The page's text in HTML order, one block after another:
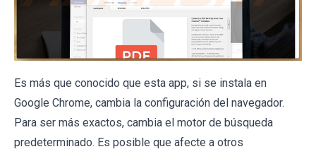
Es más que conocido que esta app, si se instala en
Google Chrome, cambia la configuración del navegador.
Para ser más exactos, cambia el motor de búsqueda
predeterminado. Es posible que afecte a otros